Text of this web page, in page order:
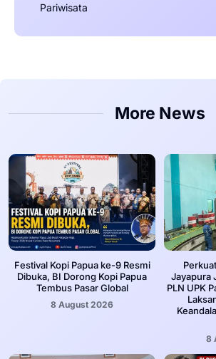
Pariwisata
More News
Festival Kopi Papua ke-9 Resmi
Dibuka, BI Dorong Kopi Papua
Tembus Pasar Global
8 August 2026
Jayapura
PLN UPK
8